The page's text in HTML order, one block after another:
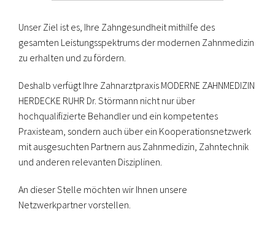
Unser Ziel ist es, Ihre Zahngesundheit mithilfe des
gesamten Leistungsspektrums der modernen Zahnmedizin
zu erhalten und zu fördern.
Deshalb verfügt Ihre Zahnarztpraxis MODERNE ZAHNMEDIZIN
HERDECKE RUHR Dr. Störmann nicht nur über
hochqualifizierte Behandler und ein kompetentes
Praxisteam, sondern auch über ein Kooperationsnetzwerk
mit ausgesuchten Partnern aus Zahnmedizin, Zahntechnik
und anderen relevanten Disziplinen.
An dieser Stelle möchten wir Ihnen unsere
Netzwerkpartner vorstellen.